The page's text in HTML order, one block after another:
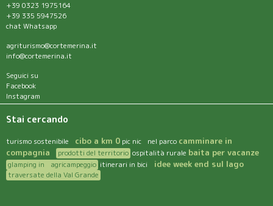
+39 0323 1975164
+39 335 5947526
chat Whatsapp
agriturismo@cortemerina.it
info@cortemerina.it
Seguici su
Facebook
Instagram
Stai cercando
turismo sostenibile cibo a km 0 pic nic nel parco camminare in
compagnia
prodotti del territorio ospitalità rurale baita per vacanze
glamping in agricampeggio itinerari in bici idee week end sul lago
traversate della Val Grande